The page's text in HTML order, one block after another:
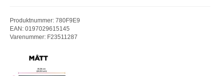
Produktnummer: 780F9E9
EAN: 0197029615145
Varenummer: F23511287